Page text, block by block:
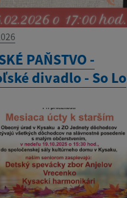
PAŇSTVO -
divadlo - So Lo